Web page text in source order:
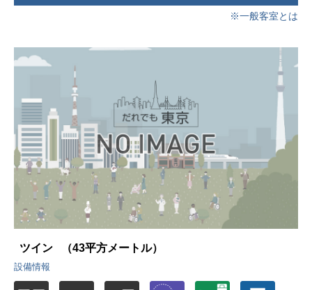
※一般客室とは
ツイン （43平方メートル）
設備情報